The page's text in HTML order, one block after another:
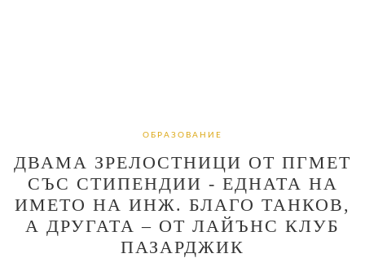
ОБРАЗОВАНИЕ
ДВАМА ЗРЕЛОСТНИЦИ ОТ ПГМЕТ
СЪС СТИПЕНДИИ - ЕДНАТА НА
ИМЕТО НА ИНЖ. БЛАГО ТАНКОВ,
А ДРУГАТА – ОТ ЛАЙЪНС КЛУБ
ПАЗАРДЖИК